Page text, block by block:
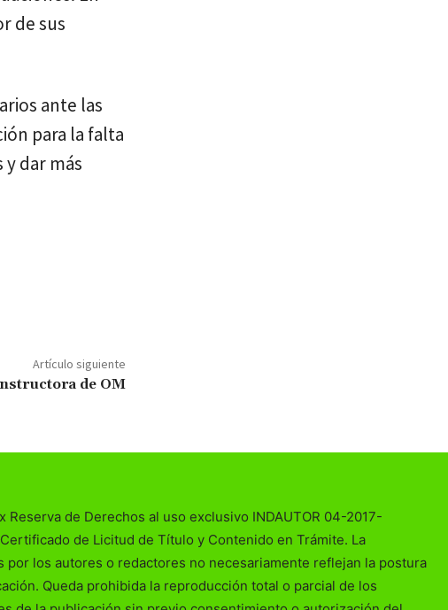
de sus
ante las
para la falta
dar más
Artículo siguiente
de OM
Reserva de Derechos al uso exclusivo INDAUTOR 04-2017-
de Licitud de Título y Contenido en Trámite. La
por los autores o redactores no necesariamente reflejan la postura
Queda prohibida la reproducción total o parcial de los